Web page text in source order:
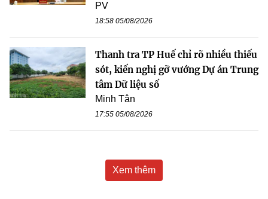
PV
18:58 05/08/2026
Thanh tra TP Huế chỉ rõ nhiều thiếu
sót, kiến nghị gỡ vướng Dự án Trung
tâm Dữ liệu số
Minh Tân
17:55 05/08/2026
Xem thêm